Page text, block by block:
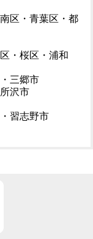
区・青葉区・都
・桜区・浦和
・三郷市
所沢市
・習志野市